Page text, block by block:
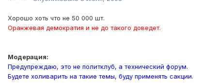
Хорошо хоть что не 50 000 шт.
Оранжевая демократия и не до такого доведет.
Модерация:
Предупреждаю, это не политклуб, а технический форум.
Будете холиварить на такие темы, буду применять сакции.